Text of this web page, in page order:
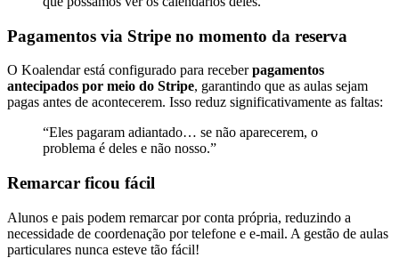
Pagamentos via Stripe no momento da reserva
O Koalendar está configurado para receberpagamentos
antecipados por meio do Stripe, garantindo que as aulas sejam
pagas antes de acontecerem. Isso reduz significativamente as faltas:
“Eles pagaram adiantado… se não aparecerem, o
problema é deles e não nosso.”
Remarcar ficou fácil
Alunos e pais podem remarcar por conta própria, reduzindo a
necessidade de coordenação por telefone e e-mail. A gestão de aulas
particulares nunca esteve tão fácil!